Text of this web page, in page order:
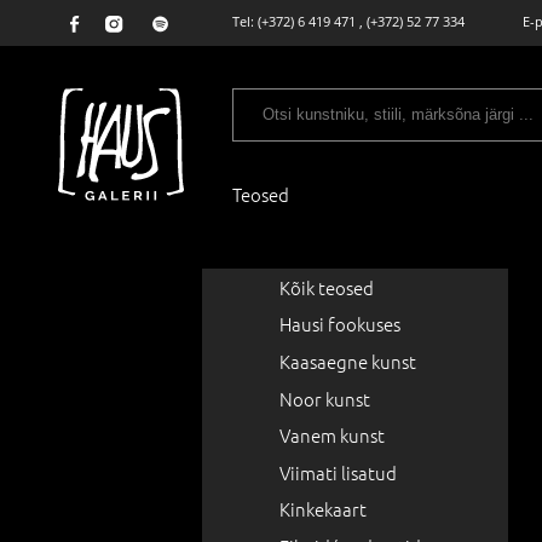
Tel: (+372) 6 419 471 , (+372) 52 77 334 E-
Teosed
Kõik teosed
Hausi fookuses
Kaasaegne kunst
Noor kunst
Vanem kunst
Viimati lisatud
Kinkekaart